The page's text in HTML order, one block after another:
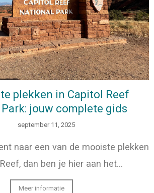
plekken in Capitol Reef
jouw complete gids
september 11, 2025
naar een van de mooiste plekken
dan ben je hier aan het…
Meer informatie